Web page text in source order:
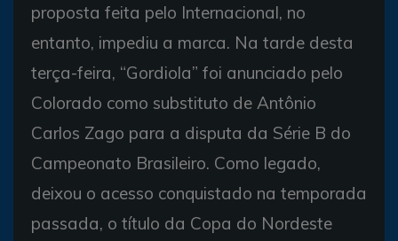
proposta feita pelo Internacional, no
entanto, impediu a marca. Na tarde desta
terça-feira, “Gordiola” foi anunciado pelo
Colorado como substituto de Antônio
Carlos Zago para a disputa da Série B do
Campeonato Brasileiro. Como legado,
deixou o acesso conquistado na temporada
passada, o título da Copa do Nordeste